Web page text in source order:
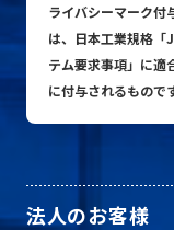
ライバシーマーク付
は、日本工業規格「
テム要求事項」に適
に付与されるものです
法人のお客様